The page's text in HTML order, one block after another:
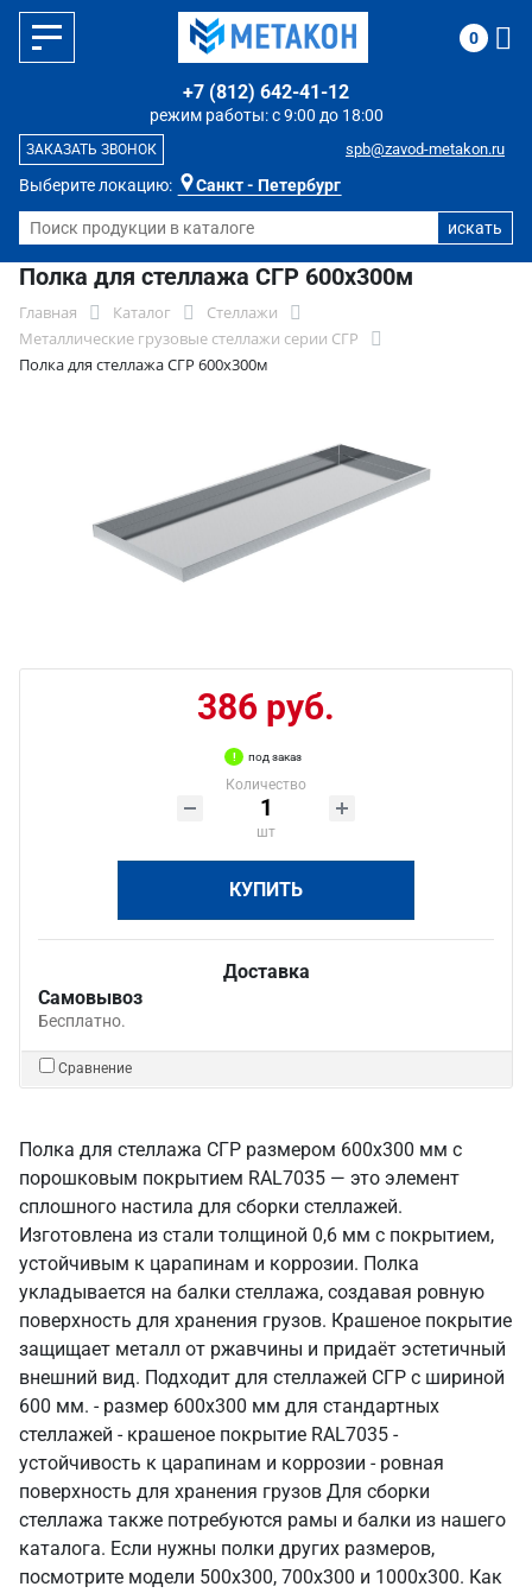
Выберите локацию: Санкт - Петербург
режим работы: с 9:00 до 18:00
+7 (812) 642-41-12
spb@zavod-metakon.ru
ЗАКАЗАТЬ ЗВОНОК
0
Полка для стеллажа СГР 600х300м
Главная Каталог
Стеллажи
Металлические грузовые стеллажи серии СГР
Полка для стеллажа СГР 600х300м
386 руб.
под заказ
Количество
шт
КУПИТЬ
Доставка
Самовывоз
Бесплатно.
Сравнение
Полка для стеллажа СГР размером 600х300 мм с
порошковым покрытием RAL7035 — это элемент
сплошного настила для сборки стеллажей.
Изготовлена из стали толщиной 0,6 мм с покрытием,
устойчивым к царапинам и коррозии. Полка
укладывается на балки стеллажа, создавая ровную
поверхность для хранения грузов. Крашеное покрытие
защищает металл от ржавчины и придаёт эстетичный
внешний вид. Подходит для стеллажей СГР с шириной
600 мм. - размер 600х300 мм для стандартных
стеллажей - крашеное покрытие RAL7035 -
устойчивость к царапинам и коррозии - ровная
поверхность для хранения грузов Для сборки
стеллажа также потребуются рамы и балки из нашего
каталога. Если нужны полки других размеров,
посмотрите модели 500х300, 700х300 и 1000х300. Как